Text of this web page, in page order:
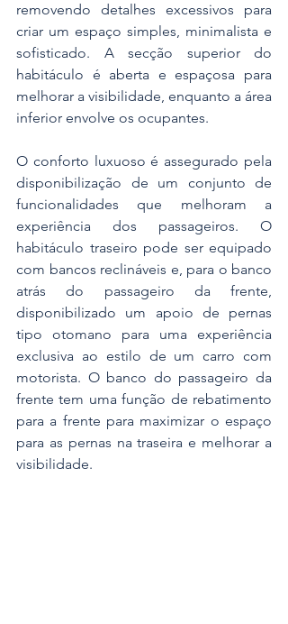
removendo detalhes excessivos para
criar um espaço simples, minimalista e
sofisticado. A secção superior do
habitáculo é aberta e espaçosa para
melhorar a visibilidade, enquanto a área
inferior envolve os ocupantes.
O conforto luxuoso é assegurado pela
disponibilização de um conjunto de
funcionalidades que melhoram a
experiência dos passageiros. O
habitáculo traseiro pode ser equipado
com bancos reclináveis e, para o banco
atrás do passageiro da frente,
disponibilizado um apoio de pernas
tipo otomano para uma experiência
exclusiva ao estilo de um carro com
motorista. O banco do passageiro da
frente tem uma função de rebatimento
para a frente para maximizar o espaço
para as pernas na traseira e melhorar a
visibilidade.